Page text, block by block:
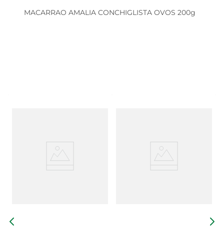
MACARRAO AMALIA CONCHIGLISTA OVOS 200g